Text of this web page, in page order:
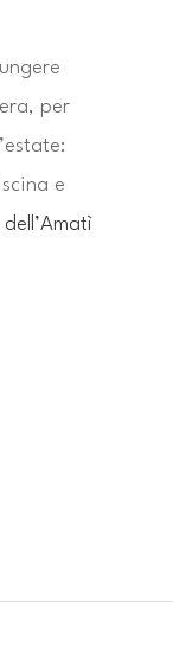
per
e
dell’Amatì